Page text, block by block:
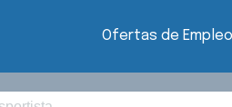
Ofertas de Empleo